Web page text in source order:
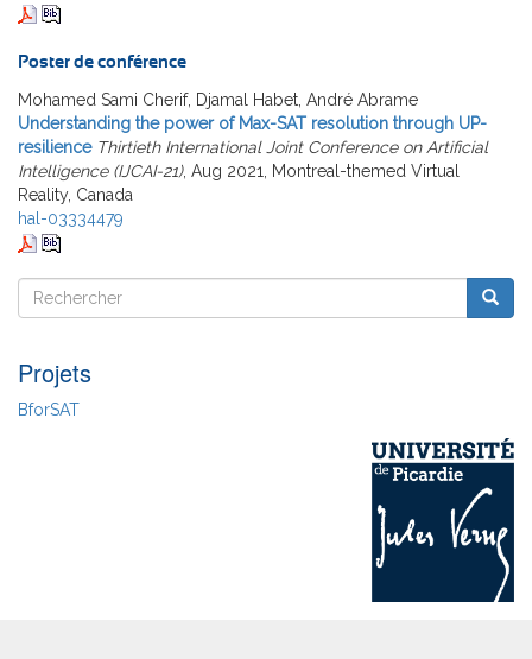
Poster de conférence
Mohamed Sami Cherif, Djamal Habet, André Abrame
Understanding the power of Max-SAT resolution through UP-
resilience Thirtieth International Joint Conference on Artificial
Intelligence (IJCAI-21), Aug 2021, Montreal-themed Virtual
Reality, Canada
hal-03334479
Rechercher
Rechercher
Projets
BforSAT